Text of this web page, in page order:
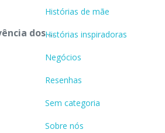
dos…
Histórias de mãe
Histórias inspiradoras
Negócios
Resenhas
Sem categoria
Sobre nós